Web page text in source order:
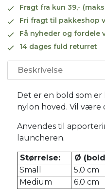
Fragt fra kun 39,-
Fri fragt til pakkeshop
Få nyheder og fordele
14 dages fuld returret
Beskrivelse
Det er en bold som
nylon hoved. Vil være
Anvendes til
launcheren.
Størrelse: Ø
Small
5,0 cm
Medium
6,0 cm